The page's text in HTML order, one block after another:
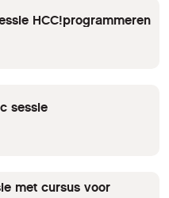
HCC!programmeren
sessie
met cursus voor